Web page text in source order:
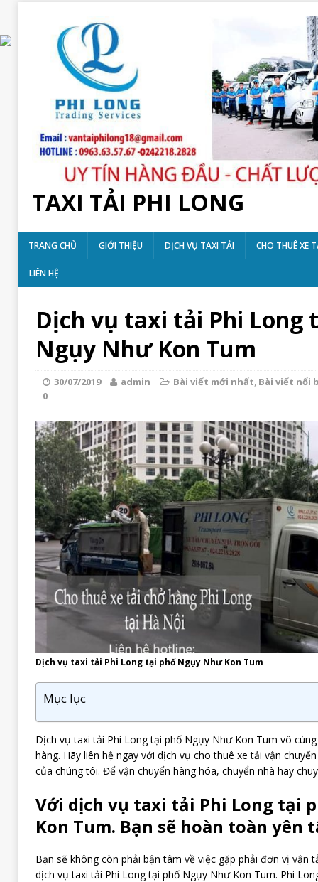
TAXI TẢI PHI LONG
TRANG CHỦ GIỚI THIỆU DỊCH VỤ TAXI TẢI CHO THUÊ XE
LIÊN HỆ
Dịch vụ taxi tải Phi Long
Ngụy Như Kon Tum
30/07/2019 admin Bài viết mới nhất, Bài viết nổi
0
Dịch vụ taxi tải Phi Long tại phố Ngụy Như Kon Tum
Mục lục
Dịch vụ taxi tải Phi Long tại phố Ngụy Như Kon Tum vô
hàng. Hãy liên hệ ngay với dịch vụ cho thuê xe tải vận
của chúng tôi. Để vận chuyển hàng hóa, chuyển nhà hay
Với dịch vụ taxi tải Phi Long tại
Kon Tum. Bạn sẽ hoàn toàn yên
Bạn sẽ không còn phải bận tâm về việc gặp phải đơn vị vận
dịch vụ taxi tải Phi Long tại phố Ngụy Như Kon Tum. Phi